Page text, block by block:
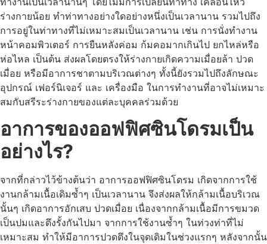
ร่างกายน้อย ทำท่าทางอย่างใดอย่างหนึ่งเป็นเวลานาน รวมไปถึง
การอยู่ในท่าทางที่ไม่เหมาะสมเป็นเวลานาน เช่น การนั่งทำงาน
หน้าคอมพิวเตอร์ การยืนหลังค่อม ก้มคอมากเกินไป ยกไหล่หรือ
ห่อไหล เป็นต้น ส่งผลโดยตรงให้ร่างกายเกิดความเมื่อยล้า ปวด
เมื่อย หรือมีอาการชาตามบริเวณต่างๆ ทั้งนี้ยังรวมไปถึงลักษณะ
อุปกรณ์ เฟอร์นิเจอร์ และ เครื่องมือ ในการทำงานที่อาจไม่เหมาะ
สมกับสรีระร่างกายของแต่ละบุคคลร่วมด้วย
อาการของออฟฟิศซินโดรมเป็น
อย่างไร?
จากที่กล่าวไว้ข้างต้นว่า อาการออฟฟิศซินโดรม เกิดจากการใช้
งานกล้ามเนื้อเดิมซ้ำๆ เป็นเวลานาน จึงส่งผลให้กล้ามเนื้อบริเวณ
นั้นๆ เกิดอาการอักเสบ ปวดเมื่อย เนื่องจากกล้ามเนื้อมีการขมวด
เป็นปมและดึงรั้งกันไปมา จากการใช้งานซ้ำๆ ในท่วงท่าที่ไม่
เหมาะสม ทำให้มีอาการปวดตึงในจุดเดิมในช่วงแรกๆ หลังจากนั้น